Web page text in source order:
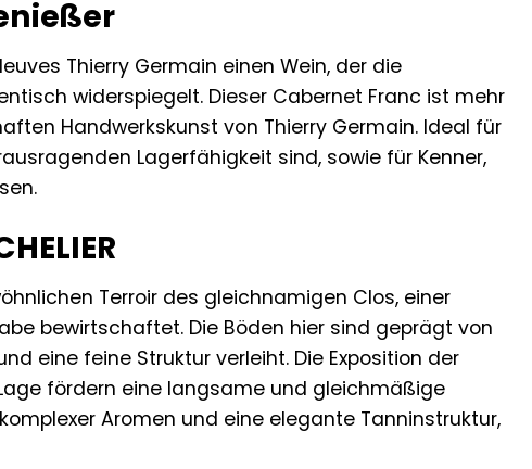
Thierry Germain einen Wein, der die
widerspiegelt. Dieser Cabernet Franc ist mehr
Handwerkskunst von Thierry Germain. Ideal für
Lagerfähigkeit sind, sowie für Kenner,
Terroir des gleichnamigen Clos, einer
bewirtschaftet. Die Böden hier sind geprägt von
eine feine Struktur verleiht. Die Exposition der
fördern eine langsame und gleichmäßige
Aromen und eine elegante Tanninstruktur,